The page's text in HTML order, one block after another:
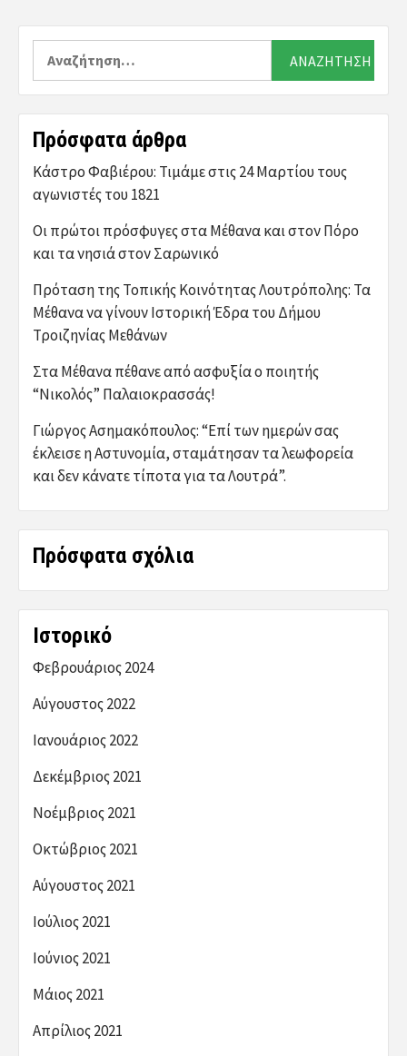
Αναζήτηση
Πρόσφατα άρθρα
Κάστρο Φαβιέρου: Τιμάμε στις 24 Μαρτίου τους
αγωνιστές του 1821
Οι πρώτοι πρόσφυγες στα Μέθανα και στον Πόρο
και τα νησιά στον Σαρωνικό
Πρόταση της Τοπικής Κοινότητας Λουτρόπολης: Τα
Μέθανα να γίνουν Ιστορική Έδρα του Δήμου
Τροιζηνίας Μεθάνων
Στα Μέθανα πέθανε από ασφυξία ο ποιητής
“Νικολός” Παλαιοκρασσάς!
Γιώργος Ασημακόπουλος: “Επί των ημερών σας
έκλεισε η Αστυνομία, σταμάτησαν τα λεωφορεία
και δεν κάνατε τίποτα για τα Λουτρά”.
Πρόσφατα σχόλια
Ιστορικό
Φεβρουάριος 2024
Αύγουστος 2022
Ιανουάριος 2022
Δεκέμβριος 2021
Νοέμβριος 2021
Οκτώβριος 2021
Αύγουστος 2021
Ιούλιος 2021
Ιούνιος 2021
Μάιος 2021
Απρίλιος 2021